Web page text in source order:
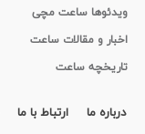
ویدئوها ساعت مچی
اخبار و مقالات ساعت
تاریخچه ساعت
درباره ما ارتباط با ما